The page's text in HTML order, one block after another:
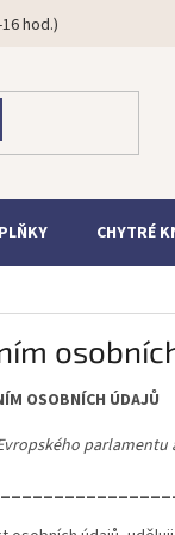
CHYTRÉ
OSOBNÍCH ÚDAJŮ
parlamentu